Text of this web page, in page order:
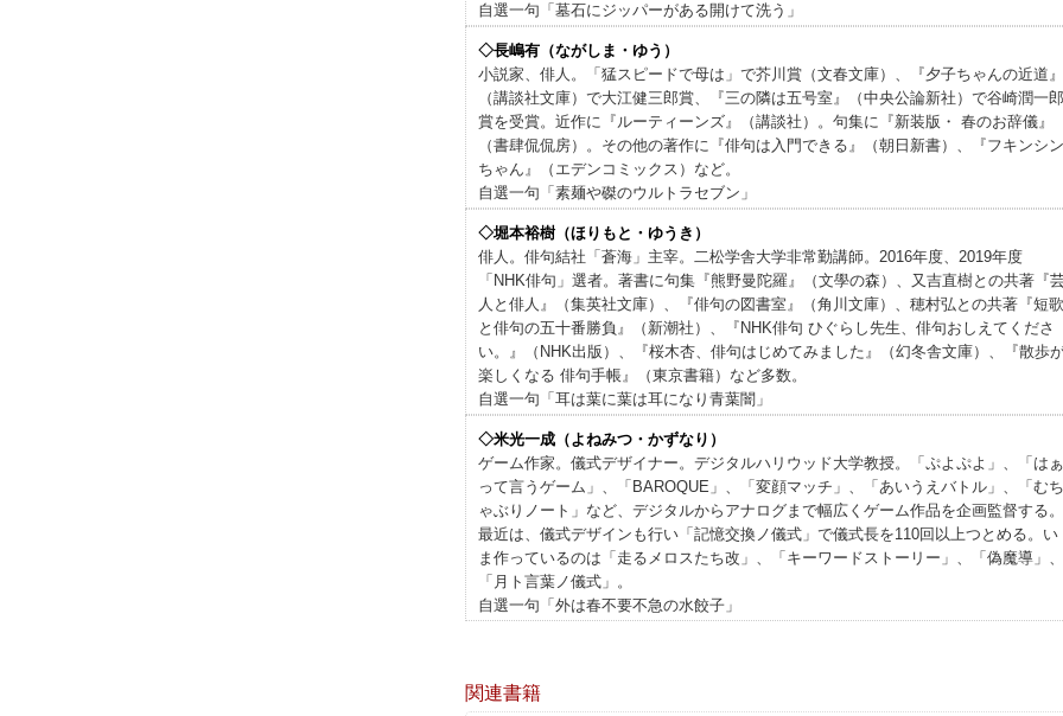
自選一句「墓石にジッパーがある開けて洗う」
◇長嶋有（ながしま・ゆう）
小説家、俳人。「猛スピードで母は」で芥川賞（文春文庫）、『夕子ちゃんの近道』
（講談社文庫）で大江健三郎賞、『三の隣は五号室』（中央公論新社）で谷崎潤一郎
賞を受賞。近作に『ルーティーンズ』（講談社）。句集に『新装版・ 春のお辞儀』
（書肆侃侃房）。その他の著作に『俳句は入門できる』（朝日新書）、『フキンシン
ちゃん』（エデンコミックス）など。
自選一句「素麺や磔のウルトラセブン」
◇堀本裕樹（ほりもと・ゆうき）
俳人。俳句結社「蒼海」主宰。二松学舎大学非常勤講師。2016年度、2019年度
「NHK俳句」選者。著書に句集『熊野曼陀羅』（文學の森）、又吉直樹との共著『
人と俳人』（集英社文庫）、『俳句の図書室』（角川文庫）、穂村弘との共著『短歌
と俳句の五十番勝負』（新潮社）、『NHK俳句 ひぐらし先生、俳句おしえてくださ
い。』（NHK出版）、『桜木杏、俳句はじめてみました』（幻冬舎文庫）、『散歩
楽しくなる 俳句手帳』（東京書籍）など多数。
自選一句「耳は葉に葉は耳になり青葉闇」
◇米光一成（よねみつ・かずなり）
ゲーム作家。儀式デザイナー。デジタルハリウッド大学教授。「ぷよぷよ」、「はぁ
って言うゲーム」、「BAROQUE」、「変顔マッチ」、「あいうえバトル」、「むち
ゃぶりノート」など、デジタルからアナログまで幅広くゲーム作品を企画監督する。
最近は、儀式デザインも行い「記憶交換ノ儀式」で儀式長を110回以上つとめる。い
ま作っているのは「走るメロスたち改」、「キーワードストーリー」、「偽魔導」、
「月ト言葉ノ儀式」。
自選一句「外は春不要不急の水餃子」
関連書籍